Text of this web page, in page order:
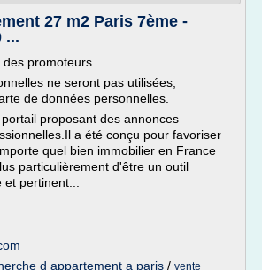
27 m2 Paris 7ème -
...
des promoteurs
ne seront pas utilisées,
de données personnelles.
proposant des annonces
a été conçu pour favoriser
quel bien immobilier en France
particulièrement d'être un outil
pertinent...
d appartement a paris / vente